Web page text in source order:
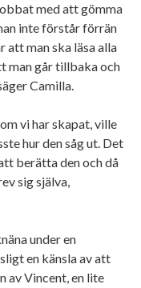
med att gömma
inte förstår förrän
att man ska läsa alla
man går tillbaka och
Camilla.
vi har skapat, ville
hur den såg ut. Det
berätta den och då
sig själva,
under en
en känsla av att
av Vincent, en lite